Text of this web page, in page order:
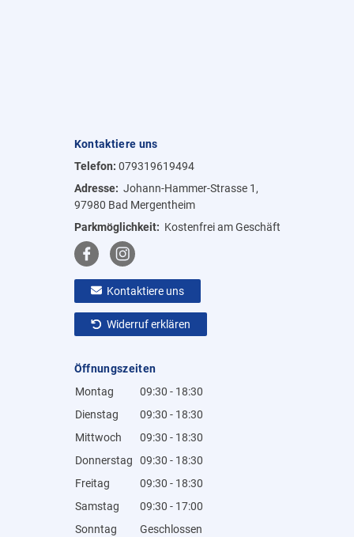
Kontaktiere uns
Telefon: 079319619494
Adresse: Johann-Hammer-Strasse 1,
97980 Bad Mergentheim
Parkmöglichkeit: Kostenfrei am Geschäft
Kontaktiere uns
Widerruf erklären
Öffnungszeiten
Montag
09:30 - 18:30
Dienstag
09:30 - 18:30
Mittwoch
09:30 - 18:30
Donnerstag
09:30 - 18:30
Freitag
09:30 - 18:30
Samstag
09:30 - 17:00
Sonntag
Geschlossen